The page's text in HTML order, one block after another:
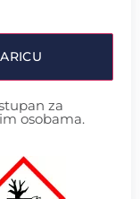
za
osobama.